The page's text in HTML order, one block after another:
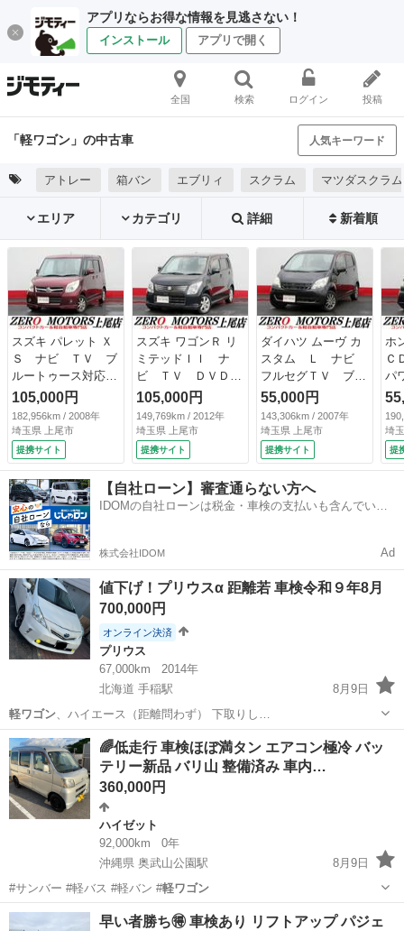
アプリならお得な情報を見逃さない！
インストール アプリで開く
全国 検索 ログイン 投稿
「軽ワゴン」の中古車 人気キーワード
アトレー 箱バン エブリィ スクラム マツダスクラム
エリア カテゴリ 詳細 新着順
スズキ パレット Ｘ
Ｓ ナビ ＴＶ ブ
ルートゥース対応
ＥＴＣ スマートキ
ー 電動格納ミラ
ー ＨＩＤ （検
10.2）
105,000円
182,956km / 2008年
埼玉県 上尾市
提携サイト
スズキ ワゴンＲ リ
ミテッドＩＩ ナ
ビ ＴＶ ＤＶＤ再
生 バックカメラ
前後ドライブレコー
ダー スマートキ
ー 電動格納ミラ
ー ＨＩＤ （検
9.2）
105,000円
149,769km / 2012年
埼玉県 上尾市
提携サイト
ダイハツ ムーヴ カ
スタム Ｌ ナビ
フルセグＴＶ ブル
ートゥース対応 パ
ワーウィンドウ 電
動格納ミラー キー
レスキー ＤＶＤ再
生 （なし）
55,000円
143,306km / 2007年
埼玉県 上尾市
提携サイト
ホ
パ
電
（
埼
提
【自社ローン】審査通らない方へ
IDOMの自社ローンは税金・車検の支払いも含んでいる
株式会社IDOM Ad
値下げ！プリウスα 距離若 車検令和９年8月
700,000円
オンライン決済
プリウス
67,000km
2014年
北海道 手稲駅
8月9日
軽ワゴン、ハイエース（距離問わず） 下取りし…
北海道 石狩市 手稲駅 プリウス
🌈低走行 車検ほぼ満タン エアコン極冷 バッ
テリー新品 バリ山 整備済み 車内…
360,000円
ハイゼット
92,000km
0年
沖縄県 奥武山公園駅
8月9日
#サンバー #軽バス #軽バン #軽ワゴン
沖縄 豊見城市 奥武山公園駅 ハイゼット
早い者勝ち🉐 車検あり リフトアップ パジェ